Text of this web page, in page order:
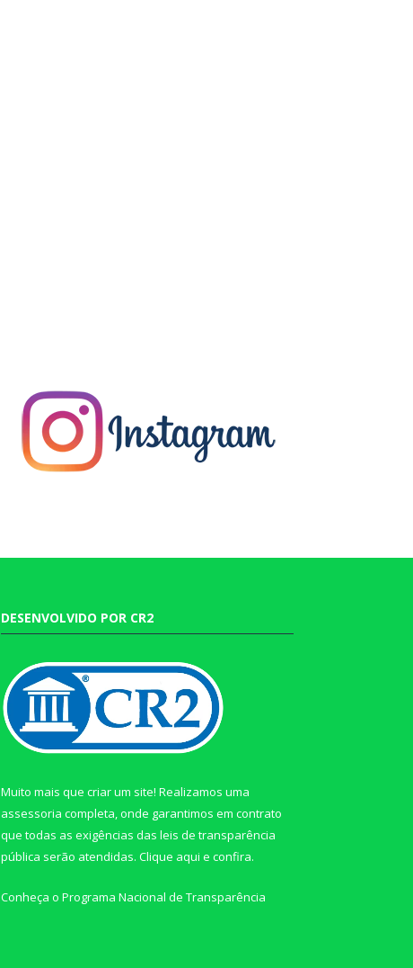
DESENVOLVIDO POR CR2
Muito mais que criar um site! Realizamos uma
assessoria completa, onde garantimos em contrato
que todas as exigências das leis de transparência
pública serão atendidas. Clique aqui e confira.
Conheça o Programa Nacional de Transparência